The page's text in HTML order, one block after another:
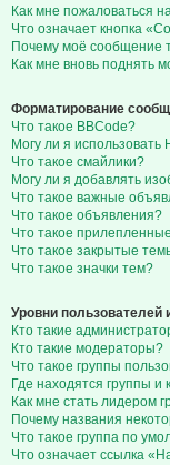
Как мне пожаловаться
Что означает кнопка
Почему моё сообщение
Как мне вновь поднять
Форматирование
Что такое BBCode?
Могу ли я использовать
Что такое смайлики?
Могу ли я добавлять
Что такое важные
Что такое объявления?
Что такое
Что такое закрытые
Что такое значки тем?
Уровни пользователей
Кто такие
Кто такие модераторы?
Что такое группы
Где находятся группы и
Как мне стать лидером
Почему названия
Что такое группа по
Что означает ссылка